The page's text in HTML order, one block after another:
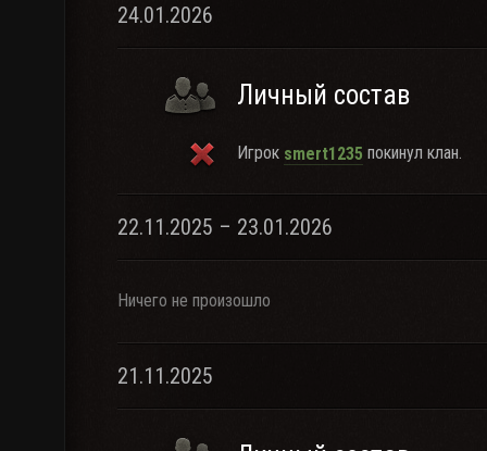
24.01.2026
Личный состав
Игрок smert1235 покинул клан.
22.11.2025 – 23.01.2026
Ничего не произошло
21.11.2025